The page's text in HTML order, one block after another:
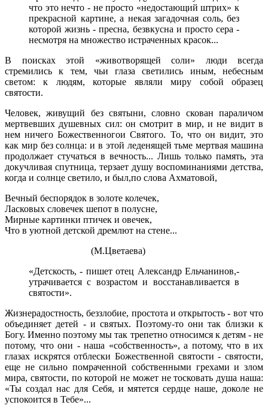
что это нечто - не просто «недостающий штрих» к
прекрасной картине, а некая загадочная соль, без
которой жизнь - пресна, безвкусна и просто сера -
несмотря на множество истраченных красок...
В поисках этой «животворящей соли» люди всегда
стремились к тем, чьи глаза светились иным, небесным
светом: к людям, которые являли миру собой образец
святости.
Человек, живущий без святыни, словно скован параличом
мертвевших душевных сил: он смотрит в мир, и не видит в
нем ничего Божественногои Святого. То, что он видит, это
как мир без солнца: и в этой леденящей тьме мертвая машина
продолжает стучаться в вечность... Лишь только память, эта
докучливая спутница, терзает душу воспоминаниями детства,
когда и солнце светило, и был,по слова Ахматовой,
Вечный беспорядок в золоте колечек,
Ласковых словечек шепот в полусне,
Мирные картинки птичек и овечек,
Что в уютной детской дремлют на стене...
(М.Цветаева)
«Детскость, - пишет отец Александр Ельчанинов,-
утрачивается с возрастом и восстанавливается в
святости».
Жизнерадостность, беззлобие, простота и открытость - вот что
объединяет детей - и святых. Поэтому-то они так близки к
Богу. Именно поэтому мы так трепетно относимся к детям - не
потому, что они - наша «собственность», а потому, что в их
глазах искрятся отблески Божественной святости - святости,
еще не сильно помраченной собственными грехами и злом
мира, святости, по которой не может не тосковать душа наша:
«Ты создал нас для Себя, и мятется сердце наше, доколе не
успокоится в Тебе»...